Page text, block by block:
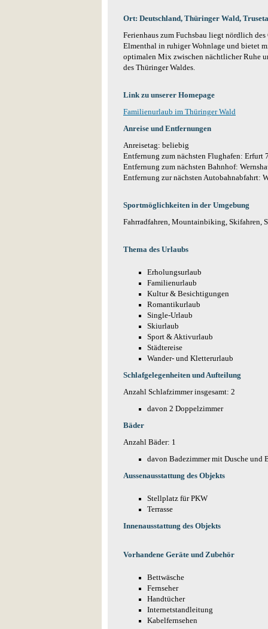
Ort: Deutschland, Thüringer Wald,
Ferienhaus zum Fuchsbau liegt nördlich
Elmenthal in ruhiger Wohnlage und bietet
optimalen Mix zwischen nächtlicher Ruhe
des Thüringer Waldes.
Link zu unserer Homepage
Familienurlaub im Thüringer Wald
Anreise und Entfernungen
Anreisetag: beliebig
Entfernung zum nächsten Flughafen: Erfurt
Entfernung zum nächsten Bahnhof:
Entfernung zur nächsten Autobahnabfahrt:
Sportmöglichkeiten in der Umgebung
Fahrradfahren, Mountainbiking, Skifahren,
Thema des Urlaubs
Erholungsurlaub
Familienurlaub
Kultur & Besichtigungen
Romantikurlaub
Single-Urlaub
Skiurlaub
Sport & Aktivurlaub
Städtereise
Wander- und Kletterurlaub
Schlafgelegenheiten und Aufteilung
Anzahl Schlafzimmer insgesamt: 2
davon 2 Doppelzimmer
Bäder
Anzahl Bäder: 1
davon Badezimmer mit Dusche und
Aussenausstattung des Objekts
Stellplatz für PKW
Terrasse
Innenausstattung des Objekts
Vorhandene Geräte und Zubehör
Bettwäsche
Fernseher
Handtücher
Internetstandleitung
Kabelfernsehen